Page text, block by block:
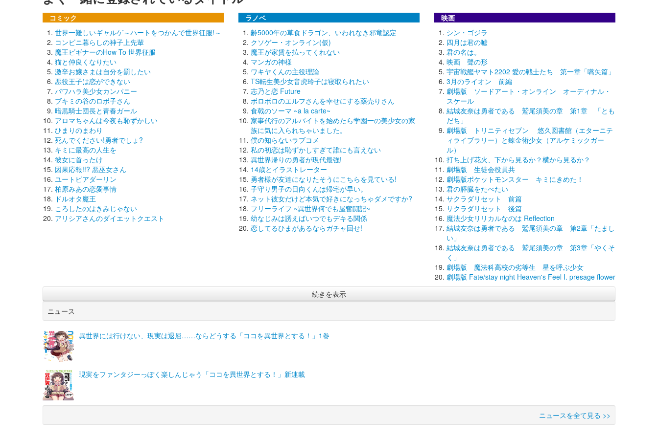
コミック
世界一難しいギャルゲ～ハートをつかんで世界征服!～
コンビニ暮らしの神子上先輩
魔王ビギナーのHow To 世界征服
猫と仲良くなりたい
激辛お嬢さまは自分を罰したい
悪役王子は恋ができない
パワハラ美少女カンパニー
ブキミの谷のロボ子さん
暗黒騎士団長と青春ガール
アロマちゃんは今夜も恥ずかしい
ひまりのまわり
死んでください!勇者でしょ?
キミに最高の人生を
彼女に首ったけ
因果応報!!? 悪巫女さん
ユートピアダーリン
柏原みあの恋愛事情
ドルオタ魔王
ころしたのはきみじゃない
アリシアさんのダイエットクエスト
ラノベ
齢5000年の草食ドラゴン、いわれなき邪竜認定
クソゲー・オンライン(仮)
魔王が家賃を払ってくれない
マンガの神様
ワキヤくんの主役理論
TS転生美少女音虎玲子は寝取られたい
志乃と恋 Future
ボロボロのエルフさんを幸せにする薬売りさん
食戟のソーマ ~a la carte~
家事代行のアルバイトを始めたら学園一の美少女の家
族に気に入られちゃいました。
僕の知らないラブコメ
私の初恋は恥ずかしすぎて誰にも言えない
異世界帰りの勇者が現代最強!
14歳とイラストレーター
勇者様が友達になりたそうにこちらを見ている!
子守り男子の日向くんは帰宅が早い。
ネット彼女だけど本気で好きになっちゃダメですか?
フリーライフ ~異世界何でも屋奮闘記~
幼なじみは誘えばいつでもデキる関係
恋してるひまがあるならガチャ回せ!
映画
シン・ゴジラ
四月は君の嘘
君の名は。
映画 聲の形
宇宙戦艦ヤマト2202 愛の戦士たち 第一章「嚆矢篇」
3月のライオン 前編
劇場版 ソードアート・オンライン オーディナル・
スケール
結城友奈は勇者である 鷲尾須美の章 第1章 「とも
だち」
劇場版 トリニティセブン 悠久図書館（エターニテ
ィライブラリー）と錬金術少女（アルケミックガー
ル）
打ち上げ花火、下から見るか？横から見るか？
劇場版 生徒会役員共
劇場版ポケットモンスター キミにきめた！
君の膵臓をたべたい
サクラダリセット 前篇
サクラダリセット 後篇
魔法少女リリカルなのは Reflection
結城友奈は勇者である 鷲尾須美の章 第2章「たまし
い」
結城友奈は勇者である 鷲尾須美の章 第3章「やくそ
く」
劇場版 魔法科高校の劣等生 星を呼ぶ少女
劇場版 Fate/stay night Heaven's Feel I. presage flower
続きを表示
ニュース
異世界には行けない、現実は退屈……ならどうする「ココを異世界とする！」1巻
現実をファンタジーっぽく楽しんじゃう「ココを異世界とする！」新連載
ニュースを全て見る >>